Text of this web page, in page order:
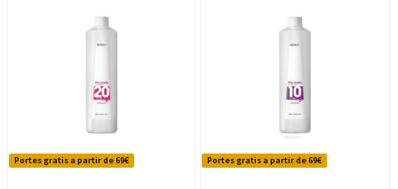
Portes gratis a partir de 69€ Portes gratis a partir de 69€